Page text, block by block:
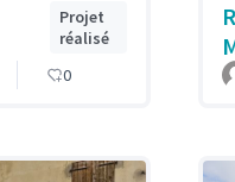
Projet
réalisé
0